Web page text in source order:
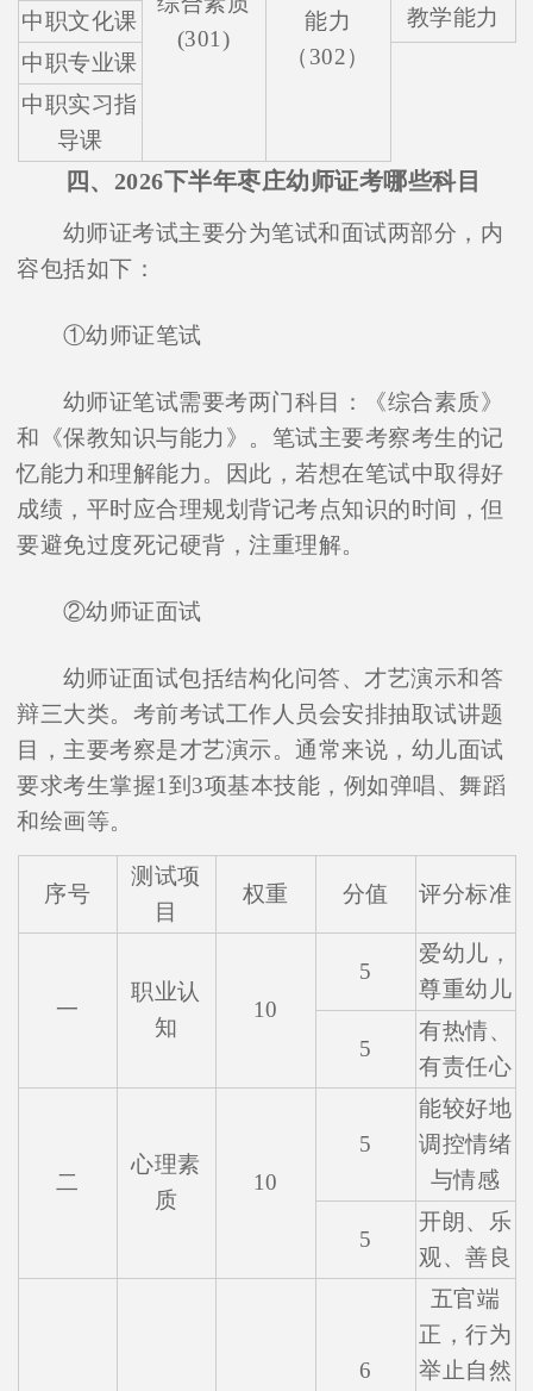
(301)
能力
（302）
教学能力
中职文化课
中职专业课
中职实习指
导课
四、2026下半年枣庄幼师证考哪些科目
幼师证考试主要分为笔试和面试两部分，内
容包括如下：
①幼师证笔试
幼师证笔试需要考两门科目：《综合素质》
和《保教知识与能力》。笔试主要考察考生的记
忆能力和理解能力。因此，若想在笔试中取得好
成绩，平时应合理规划背记考点知识的时间，但
要避免过度死记硬背，注重理解。
②幼师证面试
幼师证面试包括结构化问答、才艺演示和答
辩三大类。考前考试工作人员会安排抽取试讲题
目，主要考察是才艺演示。通常来说，幼儿面试
要求考生掌握1到3项基本技能，例如弹唱、舞蹈
和绘画等。
序号
测试项
目
权重 分值 评分标准
一
职业认
知
10
5
爱幼儿，
尊重幼儿
5
有热情、
有责任心
二
心理素
质
10
5
能较好地
调控情绪
与情感
5
开朗、乐
观、善良
6
五官端
正，行为
举止自然